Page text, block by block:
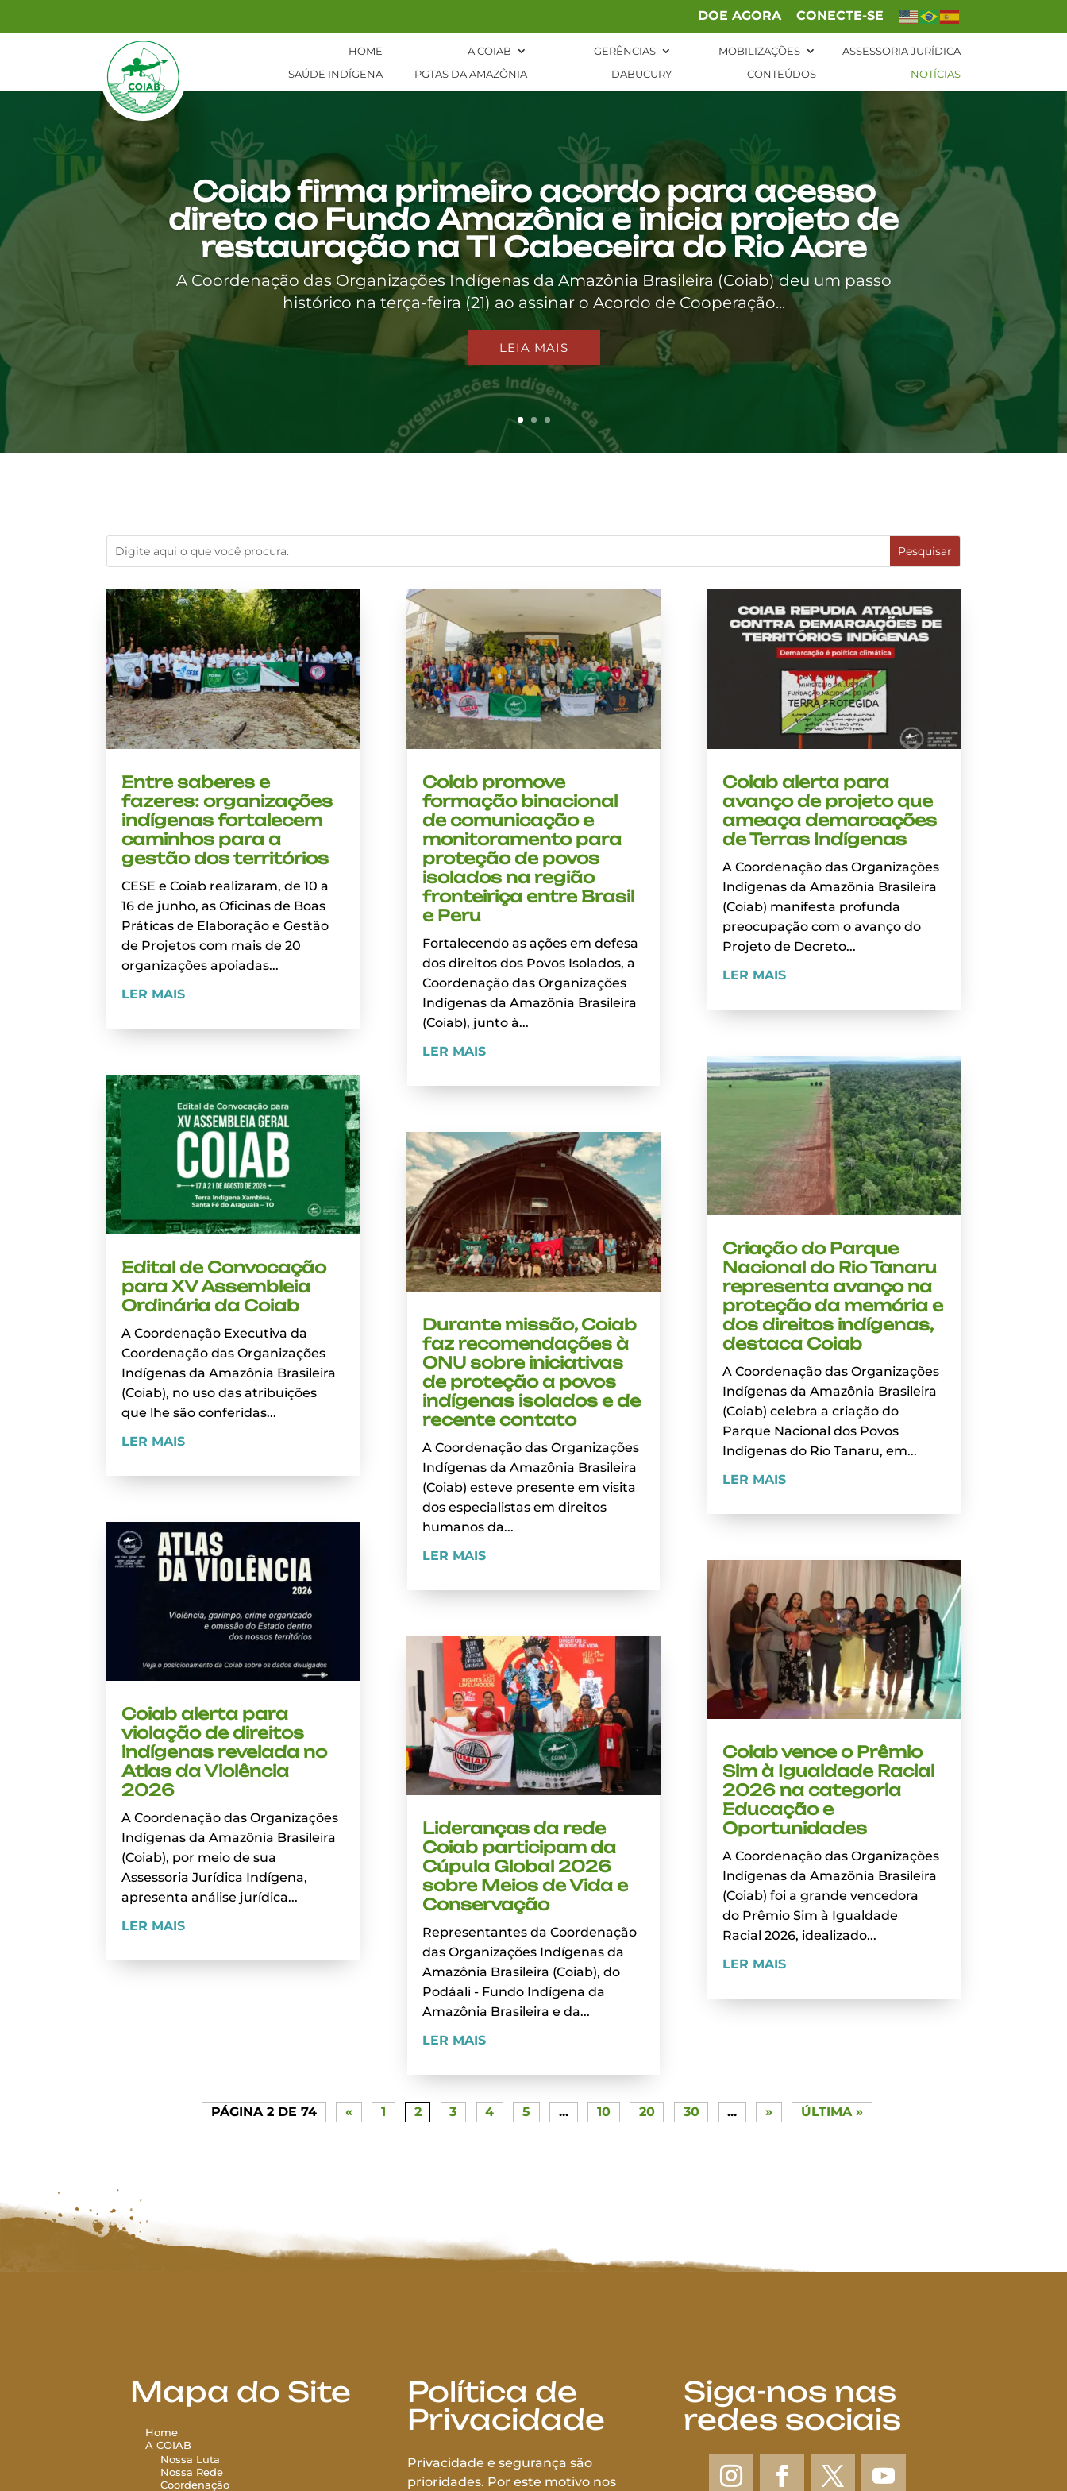
DOE AGORA CONECTE-SE
HOME A COIAB GERÊNCIAS MOBILIZAÇÕES
ASSESSORIA JURÍDICA
SAÚDE INDÍGENA
PGTAS DA AMAZÔNIA DABUCURY CONTEÚDOS NOTÍCIAS
Coiab firma primeiro acordo para acesso
direto ao Fundo Amazônia e inicia projeto de
restauração na TI Cabeceira do Rio Acre
A Coordenação das Organizações Indígenas da Amazônia Brasileira (Coiab) deu um passo
histórico na terça-feira (21) ao assinar o Acordo de Cooperação...
LEIA MAIS
Entre saberes e
fazeres: organizações
indígenas fortalecem
caminhos para a
gestão dos territórios
CESE e Coiab realizaram, de 10 a
16 de junho, as Oficinas de Boas
Práticas de Elaboração e Gestão
de Projetos com mais de 20
organizações apoiadas...
LER MAIS
Edital de Convocação
para XV Assembleia
Ordinária da Coiab
A Coordenação Executiva da
Coordenação das Organizações
Indígenas da Amazônia Brasileira
(Coiab), no uso das atribuições
que lhe são conferidas...
LER MAIS
Coiab alerta para
violação de direitos
indígenas revelada no
Atlas da Violência
2026
A Coordenação das Organizações
Indígenas da Amazônia Brasileira
(Coiab), por meio de sua
Assessoria Jurídica Indígena,
apresenta análise jurídica...
LER MAIS
Coiab promove
formação binacional
de comunicação e
monitoramento para
proteção de povos
isolados na região
fronteiriça entre Brasil
e Peru
Fortalecendo as ações em defesa
dos direitos dos Povos Isolados, a
Coordenação das Organizações
Indígenas da Amazônia Brasileira
(Coiab), junto à...
LER MAIS
Durante missão, Coiab
faz recomendações à
ONU sobre iniciativas
de proteção a povos
indígenas isolados e de
recente contato
A Coordenação das Organizações
Indígenas da Amazônia Brasileira
(Coiab) esteve presente em visita
dos especialistas em direitos
humanos da...
LER MAIS
Lideranças da rede
Coiab participam da
Cúpula Global 2026
sobre Meios de Vida e
Conservação
Representantes da Coordenação
das Organizações Indígenas da
Amazônia Brasileira (Coiab), do
Podáali - Fundo Indígena da
Amazônia Brasileira e da...
LER MAIS
Coiab alerta para
avanço de projeto que
ameaça demarcações
de Terras Indígenas
A Coordenação das Organizações
Indígenas da Amazônia Brasileira
(Coiab) manifesta profunda
preocupação com o avanço do
Projeto de Decreto...
LER MAIS
Criação do Parque
Nacional do Rio Tanaru
representa avanço na
proteção da memória e
dos direitos indígenas,
destaca Coiab
A Coordenação das Organizações
Indígenas da Amazônia Brasileira
(Coiab) celebra a criação do
Parque Nacional dos Povos
Indígenas do Rio Tanaru, em...
LER MAIS
Coiab vence o Prêmio
Sim à Igualdade Racial
2026 na categoria
Educação e
Oportunidades
A Coordenação das Organizações
Indígenas da Amazônia Brasileira
(Coiab) foi a grande vencedora
do Prêmio Sim à Igualdade
Racial 2026, idealizado...
LER MAIS
Mapa do Site
Home
A COIAB
Nossa Luta
Nossa Rede
Coordenação
Política de
Privacidade
Privacidade e segurança são
prioridades. Por este motivo nos
Siga-nos nas
redes sociais